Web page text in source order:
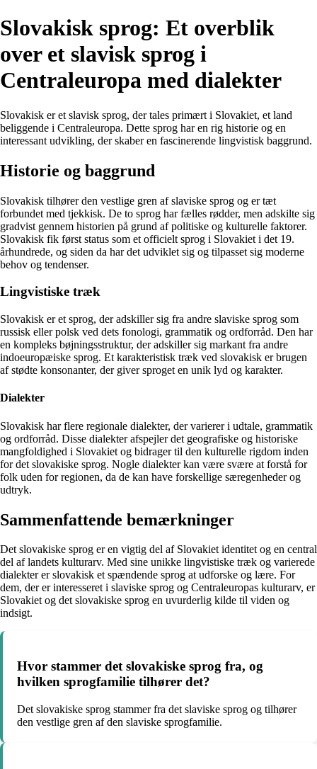
Slovakisk sprog: Et overblik
over et slavisk sprog i
Centraleuropa med dialekter
Slovakisk er et slavisk sprog, der tales primært i Slovakiet, et land
beliggende i Centraleuropa. Dette sprog har en rig historie og en
interessant udvikling, der skaber en fascinerende lingvistisk baggrund.
Historie og baggrund
Slovakisk tilhører den vestlige gren af slaviske sprog og er tæt
forbundet med tjekkisk. De to sprog har fælles rødder, men adskilte sig
gradvist gennem historien på grund af politiske og kulturelle faktorer.
Slovakisk fik først status som et officielt sprog i Slovakiet i det 19.
århundrede, og siden da har det udviklet sig og tilpasset sig moderne
behov og tendenser.
Lingvistiske træk
Slovakisk er et sprog, der adskiller sig fra andre slaviske sprog som
russisk eller polsk ved dets fonologi, grammatik og ordforråd. Den har
en kompleks bøjningsstruktur, der adskiller sig markant fra andre
indoeuropæiske sprog. Et karakteristisk træk ved slovakisk er brugen
af stødte konsonanter, der giver sproget en unik lyd og karakter.
Dialekter
Slovakisk har flere regionale dialekter, der varierer i udtale, grammatik
og ordforråd. Disse dialekter afspejler det geografiske og historiske
mangfoldighed i Slovakiet og bidrager til den kulturelle rigdom inden
for det slovakiske sprog. Nogle dialekter kan være svære at forstå for
folk uden for regionen, da de kan have forskellige særegenheder og
udtryk.
Sammenfattende bemærkninger
Det slovakiske sprog er en vigtig del af Slovakiet identitet og en central
del af landets kulturarv. Med sine unikke lingvistiske træk og varierede
dialekter er slovakisk et spændende sprog at udforske og lære. For
dem, der er interesseret i slaviske sprog og Centraleuropas kulturarv, er
Slovakiet og det slovakiske sprog en uvurderlig kilde til viden og
indsigt.
Hvor stammer det slovakiske sprog fra, og
hvilken sprogfamilie tilhører det?
Det slovakiske sprog stammer fra det slaviske sprog og tilhører
den vestlige gren af den slaviske sprogfamilie.